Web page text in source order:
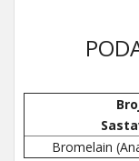
Bromelain